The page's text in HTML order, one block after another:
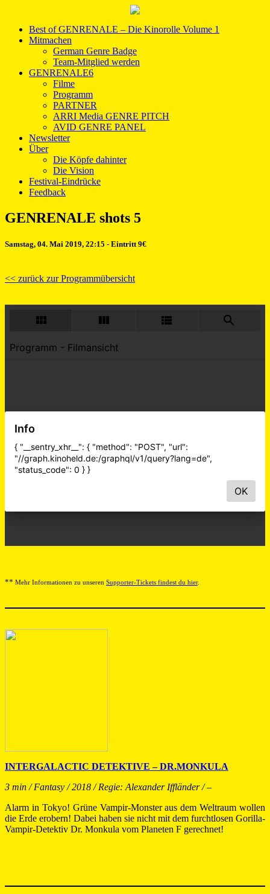
Best of GENRENALE – Die Kinorolle Volume 1
Mitmachen
German Genre Badge
Team-Mitglied werden
GENRENALE6
Filme
Programm
PARTNER
ARRI Media GENRE PITCH
AVID GENRE PANEL
Newsletter
Über
Die Köpfe dahinter
Die Vision
Festival-Eindrücke
Feedback
GENRENALE shots 5
Samstag, 04. Mai 2019, 22:15 - Eintritt 9€
<< zurück zur Programmübersicht
** Mehr Informationen zu unseren Supporter-Tickets findest du hier.
INTERGALACTIC DETEKTIVE – DR.MONKULA
3 min / Fantasy / 2018 / Regie: Alexander Iffländer / –
Alarm in Tokyo! Grüne Vampir-Monster aus dem Weltraum wollen
die Erde erobern! Dabei haben sie nicht mit dem furchtlosen Gorilla-
Vampir-Detektiv Dr. Monkula vom Planeten F gerechnet!